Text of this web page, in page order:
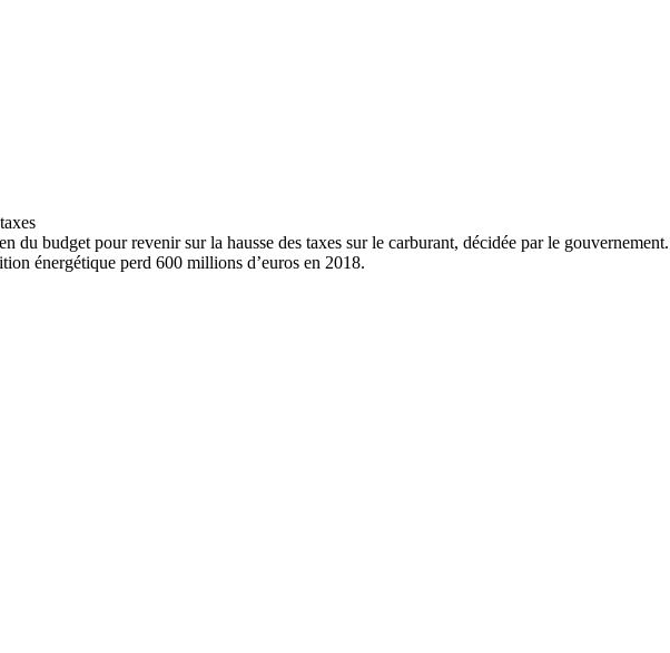
du budget pour revenir sur la hausse des taxes sur le carburant, décidée par le
énergétique perd 600 millions d’euros en 2018.